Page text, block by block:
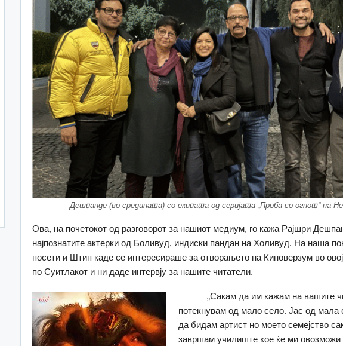
Дешпанде (во средината) со екипата од серијата „Проба со огнот“ на
Ова, на почетокот од разговорот за нашиот медиум, го кажа Рајшри
најпознатите актерки од Боливуд, индиски пандан на Холивуд. На наша
посети и Штип каде се интересираше за отворањето на Киноверзум во
по Суитлакот и ни даде интервју за нашите читатели.
„Сакам да им кажам на вашите
потекнувам од мало село. Јас од мала
да бидам артист но моето семејство
завршам училиште кое ќе ми овозможи